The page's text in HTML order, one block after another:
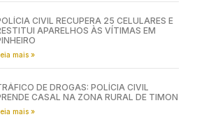
CIVIL RECUPERA 25 CELULARES E
APARELHOS ÀS VÍTIMAS EM
Leia mais »
DE DROGAS: POLÍCIA CIVIL
CASAL NA ZONA RURAL DE TIMON
Leia mais »